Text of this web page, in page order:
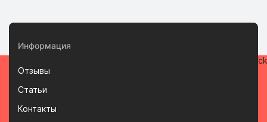
Информация
Отзывы
Статьи
Контакты